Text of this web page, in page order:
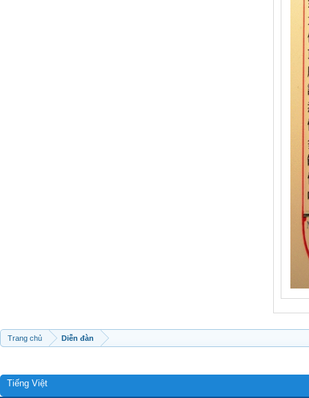
Trang chủ Diễn đàn
Tiếng Việt